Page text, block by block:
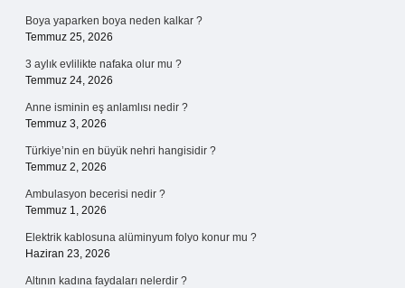
Boya yaparken boya neden kalkar ?
Temmuz 25, 2026
3 aylık evlilikte nafaka olur mu ?
Temmuz 24, 2026
Anne isminin eş anlamlısı nedir ?
Temmuz 3, 2026
Türkiye’nin en büyük nehri hangisidir ?
Temmuz 2, 2026
Ambulasyon becerisi nedir ?
Temmuz 1, 2026
Elektrik kablosuna alüminyum folyo konur mu ?
Haziran 23, 2026
Altının kadına faydaları nelerdir ?